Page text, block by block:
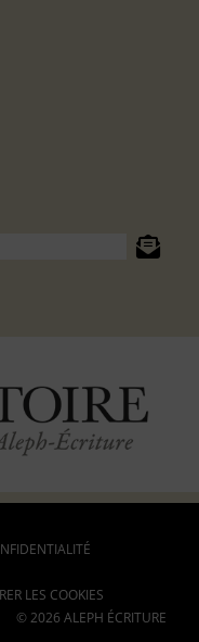
LES COOKIES
© 2026 ALEPH ÉCRITURE